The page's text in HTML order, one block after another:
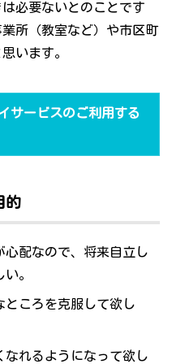
必要ないとのことです
所（教室など）や市区町
います。
サービスのご利用する
的
心配なので、将来自立し
。
ところを克服して欲し
なれるようになって欲し